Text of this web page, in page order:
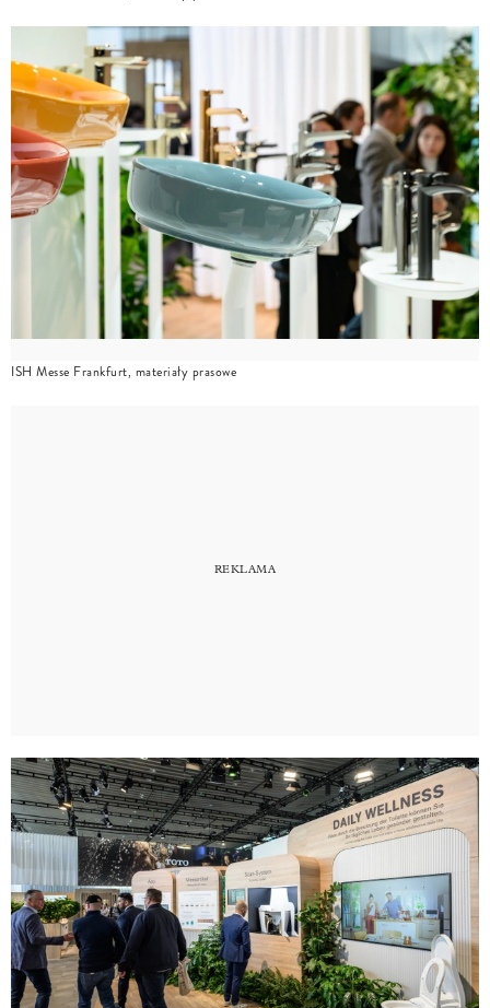
ISH Messe Frankfurt, materiały prasowe